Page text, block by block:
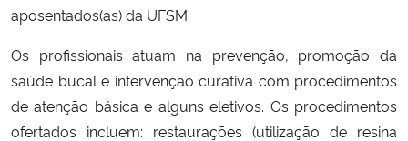
Ministério da Saúde
Ministério de Minas e Energia
Ministério da Ciência, Tecnologia, Inovações e Comunicações
aposentados(as) da UFSM.
Os profissionais atuam na prevenção, promoção da
saúde bucal e intervenção curativa com procedimentos
de atenção básica e alguns eletivos. Os procedimentos
ofertados incluem: restaurações (utilização de resina